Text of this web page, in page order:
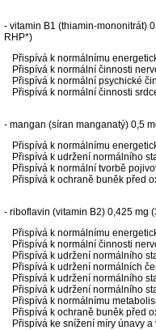
- vitamin B1 (thiamin-mononitrát)
RHP*)
Přispívá k normálnímu
Přispívá k normální činnosti
Přispívá k normální psychické
Přispívá k normální činnosti
- mangan (síran manganatý) 0,5
Přispívá k normálnímu
Přispívá k udržení normálního
Přispívá k normální tvorbě
Přispívá k ochraně buněk před
- riboflavin (vitamin B2) 0,425 mg
Přispívá k normálnímu
Přispívá k normální činnosti
Přispívá k udržení normálního
Přispívá k udržení normálních
Přispívá k udržení normálního
Přispívá k udržení normálního
Přispívá k normálnímu
Přispívá k ochraně buněk před
Přispívá ke snížení míry únavy a